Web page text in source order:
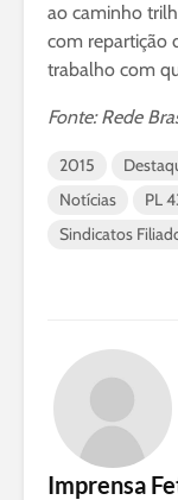
ao caminho
com repartição
trabalho com
Fonte: Rede
2015
Notícias
PL
Sindicatos
Imprensa